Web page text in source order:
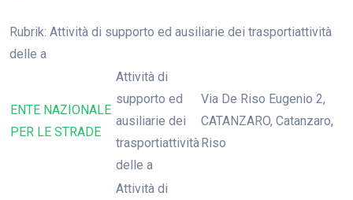
Rubrik: Attività di supporto ed ausiliarie dei trasportiattività
delle a
ENTE NAZIONALE
PER LE STRADE
Attività di
supporto ed
ausiliarie dei
trasportiattività
delle a
Via De Riso Eugenio 2,
CATANZARO, Catanzaro,
Riso
Attività di